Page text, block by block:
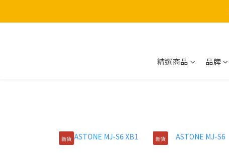
精選商品 品牌
新貨 新貨